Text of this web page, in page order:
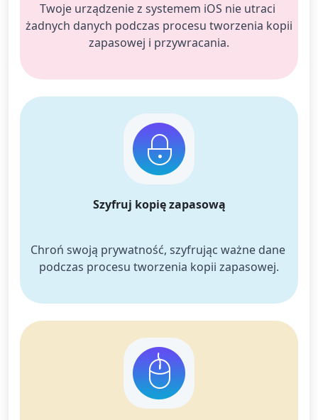
Twoje urządzenie z systemem iOS nie utraci
żadnych danych podczas procesu tworzenia kopii
zapasowej i przywracania.
Szyfruj kopię zapasową
Chroń swoją prywatność, szyfrując ważne dane
podczas procesu tworzenia kopii zapasowej.